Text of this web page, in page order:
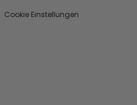
Cookie Einstellungen